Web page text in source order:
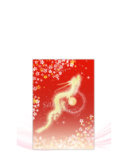
見ていると心が穏
ありがとうござい
ます。